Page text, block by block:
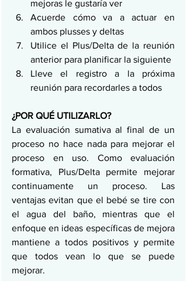
mejoras le gustaría ver
Acuerde cómo va a actuar en
ambos plusses y deltas
Utilice el Plus/Delta de la reunión
anterior para planificar la siguiente
Lleve el registro a la próxima
reunión para recordarles a todos
¿POR QUÉ UTILIZARLO?
La evaluación sumativa al final de un
proceso no hace nada para mejorar el
proceso en uso. Como evaluación
formativa, Plus/Delta permite mejorar
continuamente un proceso. Las
ventajas evitan que el bebé se tire con
el agua del baño, mientras que el
enfoque en ideas específicas de mejora
mantiene a todos positivos y permite
que todos vean lo que se puede
mejorar.